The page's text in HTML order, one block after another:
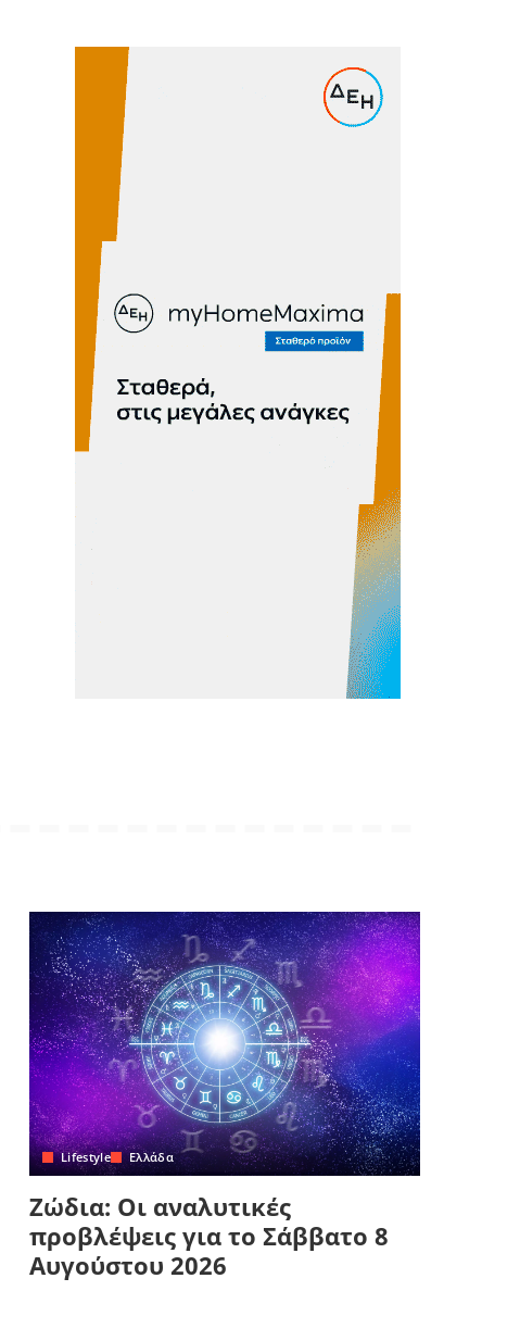
Lifestyle Ελλάδα
Ζώδια: Οι αναλυτικές
προβλέψεις για το Σάββατο 8
Αυγούστου 2026